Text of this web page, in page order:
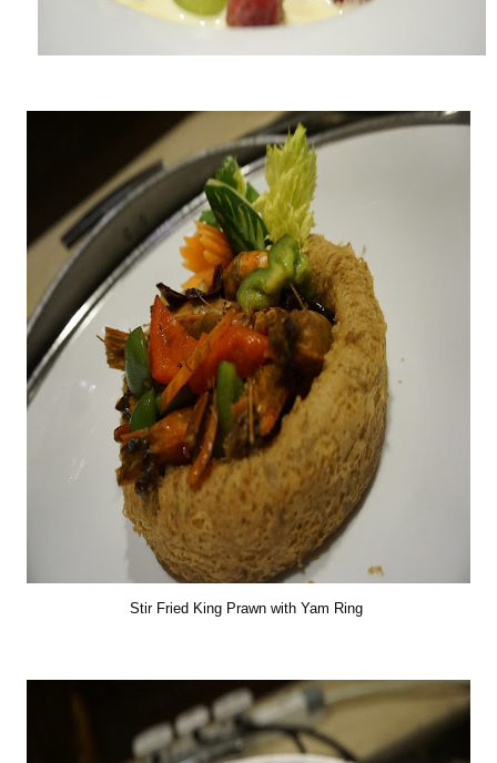
Stir Fried King Prawn with Yam Ring